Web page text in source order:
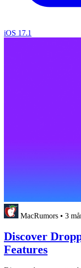
iOS 17.1
MacRumors • 3
Discover
Features